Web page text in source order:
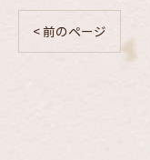
< 前のページ